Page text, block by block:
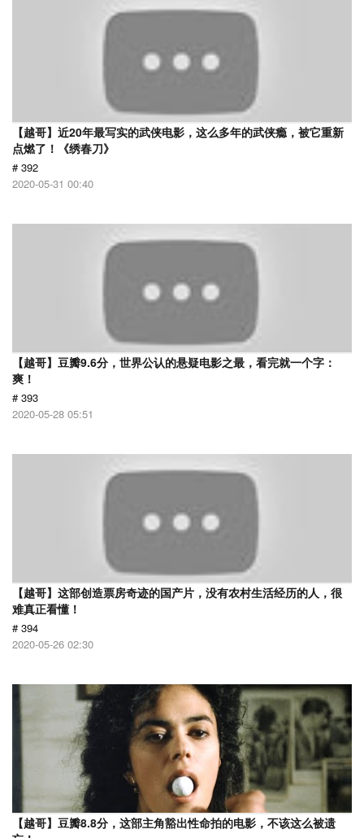
【越哥】近20年最写实的武侠电影，这么多年的武侠瘾，被它重新
点燃了！《绣春刀》
# 392
2020-05-31 00:40
【越哥】豆瓣9.6分，世界公认的悬疑电影之最，看完就一个字：
爽！
# 393
2020-05-28 05:51
【越哥】这部创造票房奇迹的国产片，没有农村生活经历的人，很
难真正看懂！
# 394
2020-05-26 02:30
【越哥】豆瓣8.8分，这部主角豁出性命拍的电影，不该这么被遗